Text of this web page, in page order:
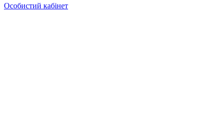
Особистий кабінет